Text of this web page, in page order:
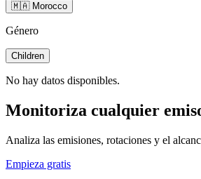
🇲🇦 Morocco
Género
Children
No hay datos disponibles.
Monitoriza cualquier
Analiza las emisiones, rotaciones y el
Empieza gratis